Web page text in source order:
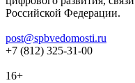
Российской Федерации.
post@spbvedomosti.ru
+7 (812) 325-31-00
16+